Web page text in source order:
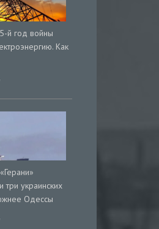
й год войны
Как
три украинских
Одессы